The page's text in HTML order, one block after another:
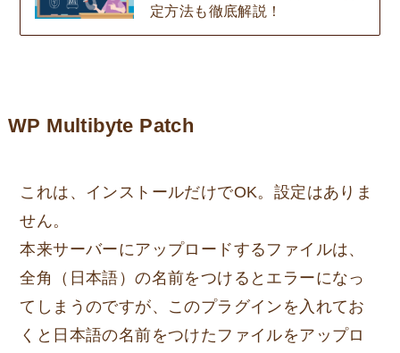
定方法も徹底解説！
WP Multibyte Patch
これは、インストールだけでOK。設定はありま
せん。
本来サーバーにアップロードするファイルは、
全角（日本語）の名前をつけるとエラーになっ
てしまうのですが、このプラグインを入れてお
くと日本語の名前をつけたファイルをアップロ